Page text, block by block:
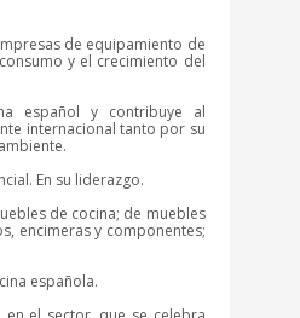
de equipamiento de
y el crecimiento del
español y contribuye al
internacional tanto por su
En su liderazgo.
de cocina; de muebles
encimeras y componentes;
española.